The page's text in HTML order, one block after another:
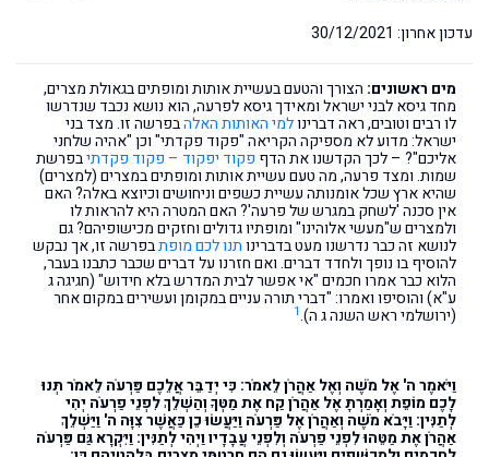
עדכון אחרון: 30/12/2021
מים ראשונים: הצורך והטעם בעשיית אותות ומופתים בגאולת מצרים,
מחד גיסא לבני ישראל ומאידך גיסא לפרעה, הוא נושא נכבד שנדרשו
לו רבים וטובים, ראה דברינולמי האותות האלהבפרשה זו. מצד בני
ישראל: מדוע לא מספיקה הקריאה "פקוד פקדתי" וכן "אהיה שלחני
אליכם"? – לכך הקדשנו את הדף פקוד יפקוד – פקוד פקדתיבפרשת
שמות. ומצד פרעה, מה טעם עשיית אותות ומופתים במצרים (למצרים)
שהיא ארץ שכל אומנותה עשיית כשפים וניחושים וכיוצא באלה? האם
אין סכנה 'לשחק במגרש של פרעה'? האם המטרה היא להראות לו
ולמצרים ש"מעשי אלוהינו" ומופתיו גדולים וחזקים מכישופיהם? גם
לנושא זה כבר נדרשנו מעט בדברינותנו לכם מופתבפרשה זו, אך נבקש
להוסיף בו נופך ולחדד דברים. ואם חזרנו על דברים שכבר כתבנו בעבר,
הלוא כבר אמרו חכמים "אי אפשר לבית המדרש בלא חידוש" (חגיגה ג
ע"א) והוסיפו ואמרו: "דברי תורה עניים במקומן ועשירים במקום אחר
(ירושלמי ראש השנה ג ה).1
וַיֹּאמֶר ה' אֶל מֹשֶׁה וְאֶל אַהֲרֹן לֵאמֹר: כִּי יְדַבֵּר אֲלֵכֶם פַּרְעֹה לֵאמֹר תְּנוּ
לָכֶם מוֹפֵת וְאָמַרְתָּ אֶל אַהֲרֹן קַח אֶת מַטְּךָ וְהַשְׁלֵךְ לִפְנֵי פַרְעֹה יְהִי
לְתַנִּין: וַיָּבֹא מֹשֶׁה וְאַהֲרֹן אֶל פַּרְעֹה וַיַּעֲשׂוּ כֵן כַּאֲשֶׁר צִוָּה ה' וַיַּשְׁלֵךְ
אַהֲרֹן אֶת מַטֵּהוּ לִפְנֵי פַרְעֹה וְלִפְנֵי עֲבָדָיו וַיְהִי לְתַנִּין: וַיִּקְרָא גַּם פַּרְעֹה